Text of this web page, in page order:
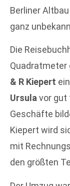
Berliner
ganz
Die
Quadratmeter
& R Kiepert
Ursulavor gut
Geschäfte
Kiepert wird
mit
den größten